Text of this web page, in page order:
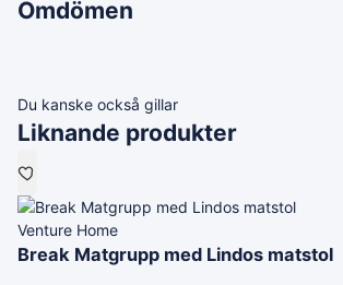
Omdömen
Du kanske också gillar
Liknande produkter
Venture Home
Break Matgrupp med Lindos matstol